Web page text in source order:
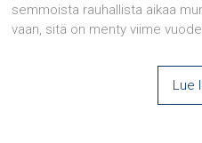
semmoista rauhallista aikaa
vaan, sitä on menty viime
Lue